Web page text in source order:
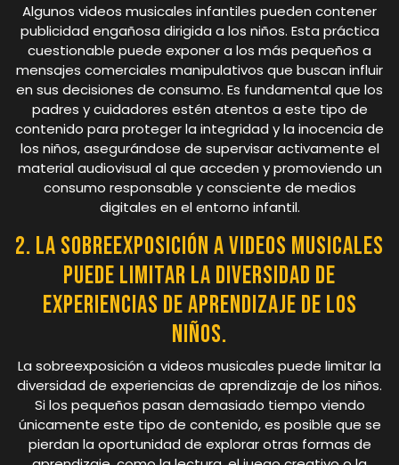
Algunos videos musicales infantiles pueden contener
publicidad engañosa dirigida a los niños. Esta práctica
cuestionable puede exponer a los más pequeños a
mensajes comerciales manipulativos que buscan influir
en sus decisiones de consumo. Es fundamental que los
padres y cuidadores estén atentos a este tipo de
contenido para proteger la integridad y la inocencia de
los niños, asegurándose de supervisar activamente el
material audiovisual al que acceden y promoviendo un
consumo responsable y consciente de medios
digitales en el entorno infantil.
2. La sobreexposición a videos musicales
puede limitar la diversidad de
experiencias de aprendizaje de los
niños.
La sobreexposición a videos musicales puede limitar la
diversidad de experiencias de aprendizaje de los niños.
Si los pequeños pasan demasiado tiempo viendo
únicamente este tipo de contenido, es posible que se
pierdan la oportunidad de explorar otras formas de